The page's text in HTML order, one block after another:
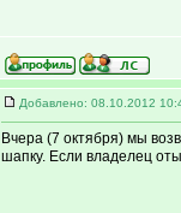
Добавлено: 08.10.2012
Вчера (7 октября) мы
шапку. Если владелец